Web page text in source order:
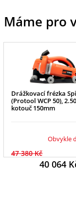
Máme pro
Drážkovací frézka
(Protool WCP 50),
kotouč 150mm
Obvykle
47 380 Kč
40 064